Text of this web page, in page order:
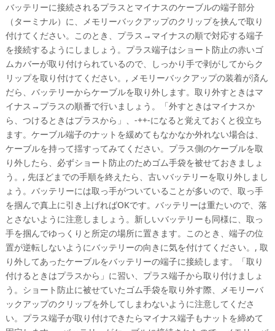
バッテリーに接続されるプラスとマイナスのケーブルの端子部分
（ターミナル）に、メモリーバックアップのクリップを挟んで取り
付けてください。このとき、プラス→マイナスの順で対応する端子
を接続するようにしましょう。プラス端子はショート防止の赤いゴ
ムカバーが取り付けられているので、しっかり手で剥がしてからク
リップを取り付けてください。, メモリーバックアップの装着が済ん
だら、バッテリーからケーブルを取り外します。取り外すときはマ
イナス→プラスの順番で行いましょう。「外すときはマイナスか
ら、つけるときはプラスから」、-++-になると覚えておくと役立ち
ます。ケーブル端子のナットを緩めてもなかなか外れない場合は、
ケーブルを持って揺すってみてください。プラス側のケーブルを取
り外したら、必ずショート防止のためゴム手袋を被せておきましょ
う。, 先ほどまでの手順を終えたら、古いバッテリーを取り外しまし
ょう。バッテリーには取っ手がついていることが多いので、取っ手
を掴んで真上に引き上げればOKです。バッテリーは重たいので、落
とさないように注意しましょう。新しいバッテリーも同様に、取っ
手を掴んでゆっくりと所定の場所に置きます。このとき、端子の位
置が逆転しないようにバッテリーの向きに気を付けてください。, 取
り外してあったケーブルをバッテリーの端子に接続します。「取り
付けるときはプラスから」に習い、プラス端子から取り付けましょ
う。ショート防止に被せていたゴム手袋を取り外す際、メモリーバ
ックアップのクリップを外してしまわないように注意してくださ
い。プラス端子が取り付けできたらマイナス端子もナットを締めて